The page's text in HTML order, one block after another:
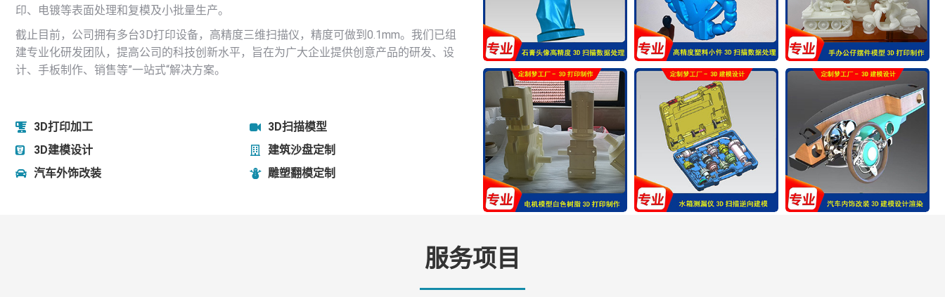
印、电镀等表面处理和复模及小批量生产。
截止目前，公司拥有多台3D打印设备，高精度三维扫描仪，精度可做到0.1mm。我们已组
建专业化研发团队，提高公司的科技创新水平，旨在为广大企业提供创意产品的研发、设
计、手板制作、销售等”一站式“解决方案。
3D打印加工
3D建模设计
汽车外饰改装
3D扫描模型
建筑沙盘定制
雕塑翻模定制
服务项目